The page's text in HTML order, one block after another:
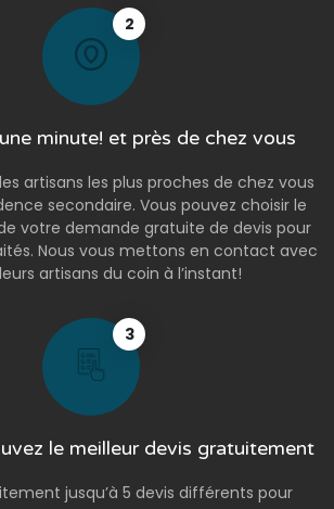
2
minute! et près de chez vous
artisans les plus proches de chez vous
secondaire. Vous pouvez choisir le
votre demande gratuite de devis pour
Nous vous mettons en contact avec
artisans du coin à l’instant!
3
le meilleur devis gratuitement
jusqu’à 5 devis différents pour